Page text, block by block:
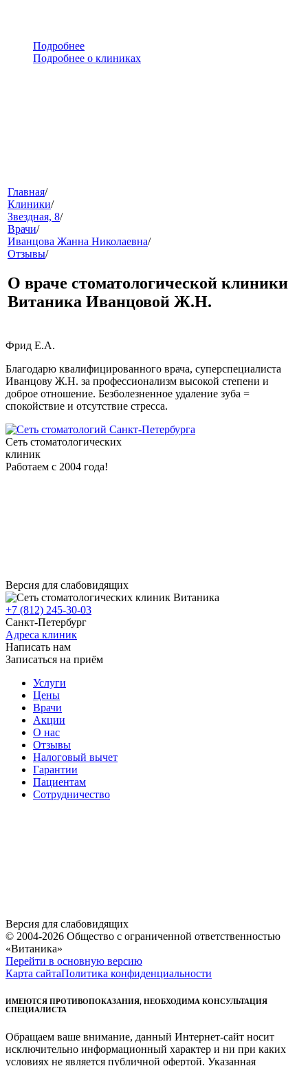
Подробнее
Подробнее о клиниках
меню
клиники
Главная/
Клиники/
Звездная, 8/
Врачи/
Иванцова Жанна Николаевна/
Отзывы/
О враче стоматологической клиники
Витаника Иванцовой Ж.Н.
Фрид Е.А.
Благодарю квалифицированного врача, суперспециалиста
Иванцову Ж.Н. за профессионализм высокой степени и
доброе отношение. Безболезненное удаление зуба =
спокойствие и отсутствие стресса.
Сеть стоматологических
клиник
Работаем с 2004 года!
Версия для слабовидящих
+7 (812) 245-30-03
Санкт-Петербург
Адреса клиник
Написать нам
Записаться на приём
Услуги
Цены
Врачи
Акции
О нас
Отзывы
Налоговый вычет
Гарантии
Пациентам
Сотрудничество
Версия для слабовидящих
© 2004-2026 Общество с ограниченной ответственностью
«Витаника»
Перейти в основную версию
Карта сайтаПолитика конфиденциальности
ИМЕЮТСЯ ПРОТИВОПОКАЗАНИЯ, НЕОБХОДИМА КОНСУЛЬТАЦИЯ
СПЕЦИАЛИСТА
Обращаем ваше внимание, данный Интернет-сайт носит
исключительно информационный характер и ни при каких
условиях не является публичной офертой. Указанная